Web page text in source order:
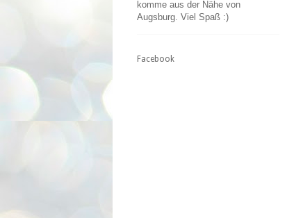
komme aus der Nähe von
Augsburg. Viel Spaß :)
Facebook